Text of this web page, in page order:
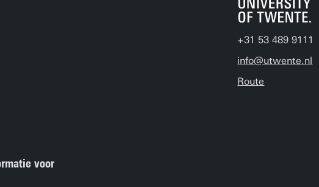
+31 53 489 9111
info@utwente.nl
Route
voor